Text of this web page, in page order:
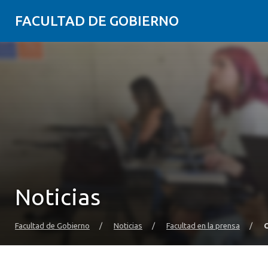
FACULTAD DE GOBIERNO
Noticias
Facultad de Gobierno / Noticias / Facultad en la prensa /